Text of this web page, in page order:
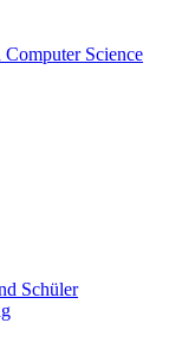
Science
Schüler